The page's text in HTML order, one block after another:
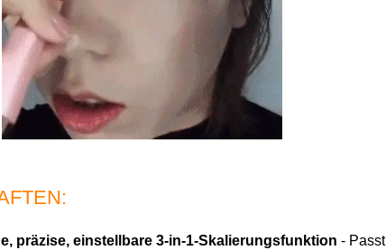
präzise, einstellbare 3-in-1-Skalierungsfunktion - Passt